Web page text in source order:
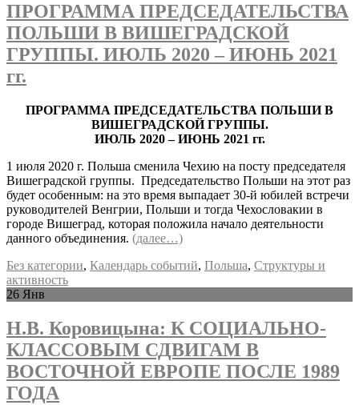
ПРОГРАММА ПРЕДСЕДАТЕЛЬСТВА
ПОЛЬШИ В ВИШЕГРАДСКОЙ
ГРУППЫ. ИЮЛЬ 2020 – ИЮНЬ 2021
гг.
ПРОГРАММА ПРЕДСЕДАТЕЛЬСТВА ПОЛЬШИ В
ВИШЕГРАДСКОЙ ГРУППЫ.
ИЮЛЬ 2020 – ИЮНЬ 2021 гг.
1 июля 2020 г. Польша сменила Чехию на посту председателя
Вишеградской группы. Председательство Польши на этот раз
будет особенным: на это время выпадает 30-й юбилей встречи
руководителей Венгрии, Польши и тогда Чехословакии в
городе Вишеград, которая положила начало деятельности
данного объединения. (далее…)
Без категории, Календарь событий, Польша, Структуры и
активность
26 Янв
Н.В. Коровицына: К СОЦИАЛЬНО-
КЛАССОВЫМ СДВИГАМ В
ВОСТОЧНОЙ ЕВРОПЕ ПОСЛЕ 1989
ГОДА